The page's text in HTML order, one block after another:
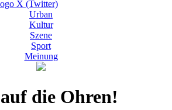
Urban
Kultur
Szene
Sport
Meinung
die Ohren!